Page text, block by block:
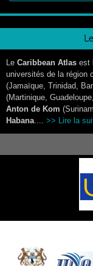
Le Caribbean Atlas est
universités de la région
(Jamaïque, Trinidad,
(Martinique,
Anton de Kom
Habana.... >> Lire la